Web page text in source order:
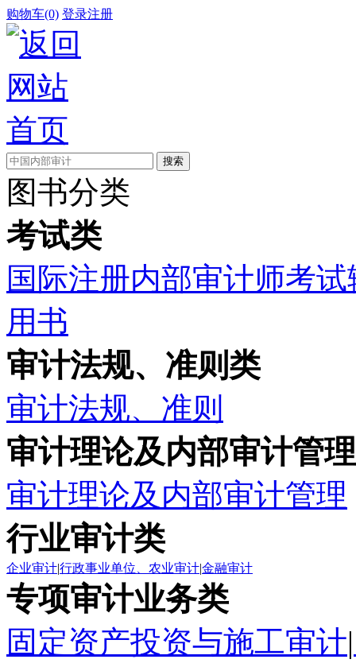
购物车(0) 登录注册
图书分类
考试类
国际注册内部审计师考
用书
审计法规、准则类
审计法规、准则
审计理论及内部审计管
审计理论及内部审计管理
行业审计类
企业审计|行政事业单位、农业审计|金融审计
专项审计业务类
固定资产投资与施工审计|